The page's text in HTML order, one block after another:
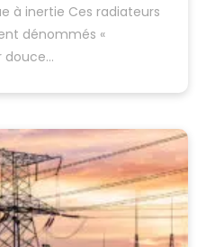
à inertie Ces radiateurs
dénommés «
douce…